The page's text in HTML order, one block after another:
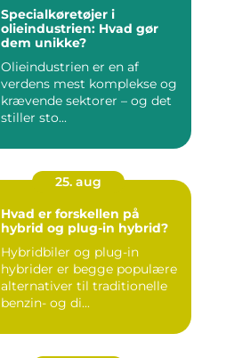
Specialkøretøjer i
olieindustrien: Hvad gør
dem unikke?
Olieindustrien er en af
verdens mest komplekse og
krævende sektorer – og det
stiller sto...
25. aug
Hvad er forskellen på
hybrid og plug-in hybrid?
Hybridbiler og plug-in
hybrider er begge populære
alternativer til traditionelle
benzin- og di...